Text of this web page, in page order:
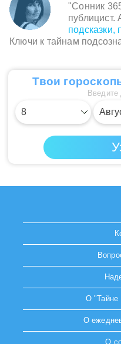
"Сонник
публицист.
подсказки,
Ключи к тайнам
Твои
Введите
О "Тайне
О
О